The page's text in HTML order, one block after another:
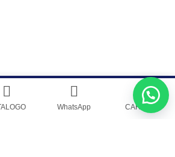
en Guatemala Guatecyto Inc.
GuatecytoWhatsApp CARRITO